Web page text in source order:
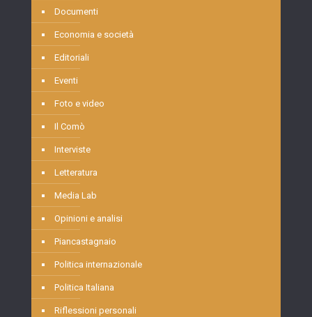
Documenti
Economia e società
Editoriali
Eventi
Foto e video
Il Comò
Interviste
Letteratura
Media Lab
Opinioni e analisi
Piancastagnaio
Politica internazionale
Politica Italiana
Riflessioni personali